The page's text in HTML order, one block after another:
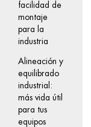
facilidad de
montaje
para la
industria
Alineación y
equilibrado
industrial:
más vida útil
para tus
equipos